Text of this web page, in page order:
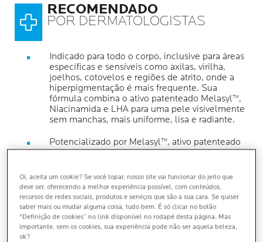
RECOMENDADO
POR DERMATOLOGISTAS
Indicado para todo o corpo, inclusive para áreas
específicas e sensíveis como axilas, virilha,
joelhos, cotovelos e regiões de atrito, onde a
hiperpigmentação é mais frequente. Sua
fórmula combina o ativo patenteado Melasyl™,
Niacinamida e LHA para uma pele visivelmente
sem manchas, mais uniforme, lisa e radiante.
Potencializado por Melasyl™, ativo patenteado
com modo ação único: ele intercepta o excesso
Melasyl™ reduz manchas sem alterar o tom
natural da pele.
A textura loção com fragrância suave oferece
uma experiência sensorial confortável, com
absorção em apenas 1 segundo*, deixando a
Oi, aceita um cookie? Se você topar, nosso site vai funcionar do jeito que
deve ser, oferecendo a melhor experiência possível, com conteúdos,
recursos de redes sociais, produtos e serviços que são a sua cara. Se quiser
saber mais ou mudar alguma coisa, tudo bem. É só clicar no botão
“Definição de cookies” no link disponível no rodapé desta página. Mas
importante, sem os cookies, sua experiência pode não ser aquela beleza,
ok?